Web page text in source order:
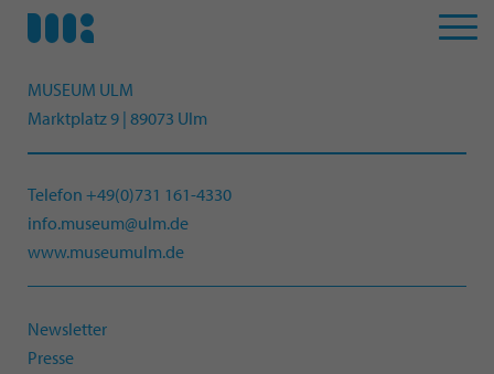
MUSEUM ULM
Marktplatz 9 | 89073 Ulm
Telefon +49(0)731 161-4330
info.museum@ulm.de
www.museumulm.de
Newsletter
Presse